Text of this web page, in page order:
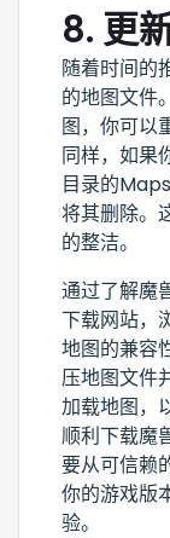
8. 更
随着时间的
的地图文件
图，你可以
同样，如果
目录的
将其删除。
的整洁。
通过了解魔
下载网站，
地图的兼容
压地图文件
加载地图，
顺利下载魔
要从可信赖
你的游戏版
验。